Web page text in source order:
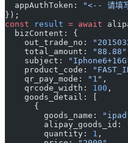
  appAuthToken:
"<-- 请填
});
const result = await
  bizContent: {
    out_trade_no:
    total_amount:
"88.88"
    subject:
    product_code:
    qr_pay_mode:
"1" ,
    qrcode_width:
100 ,
    goods_detail: [
      {
        goods_name:
        alipay_goods_id:
        quantity:
1 ,